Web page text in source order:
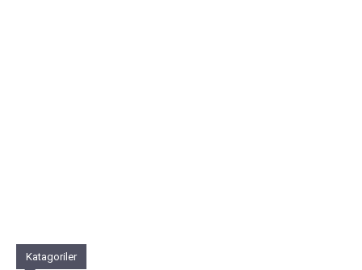
Katagoriler